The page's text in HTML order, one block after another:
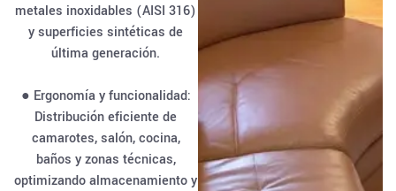
metales inoxidables (AISI 316)
y superficies sintéticas de
última generación.
● Ergonomía y funcionalidad:
Distribución eficiente de
camarotes, salón, cocina,
baños y zonas técnicas,
optimizando almacenamiento y